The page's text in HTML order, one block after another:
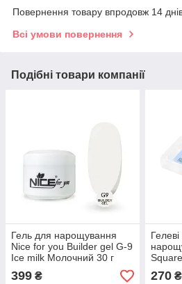
Повернення товару впродовж 14
Всі умови повернення
Подібні товари компанії
Гель для нарощування
Nice for you Builder gel G-9
Ice milk Молочний 30 г
399 ₴ 270₴